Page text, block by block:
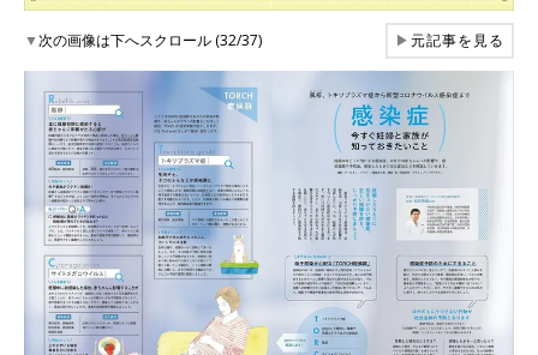
▼次の画像は下へスクロール (32/37) ▶元記事を見る